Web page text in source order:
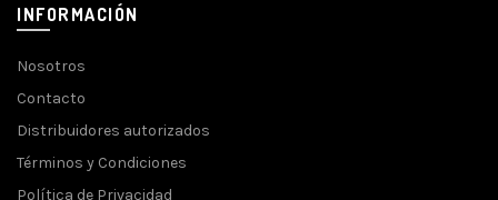
INFORMACIÓN
Nosotros
Contacto
Distribuidores autorizados
Términos y Condiciones
Política de Privacidad